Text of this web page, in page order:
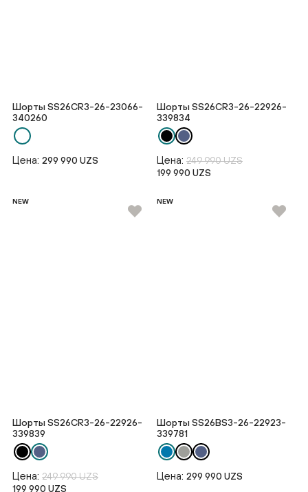
Шорты SS26CR3-26-23066-
340260
Цена: 299 990 UZS
Шорты SS26CR3-26-22926-
339834
Цена: 249 990 UZS
199 990 UZS
NEW
Шорты SS26CR3-26-22926-
339839
Цена: 249 990 UZS
199 990 UZS
NEW
Шорты SS26BS3-26-22923-
339781
Цена: 299 990 UZS